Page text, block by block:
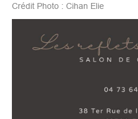
Crédit Photo : Cihan Elie